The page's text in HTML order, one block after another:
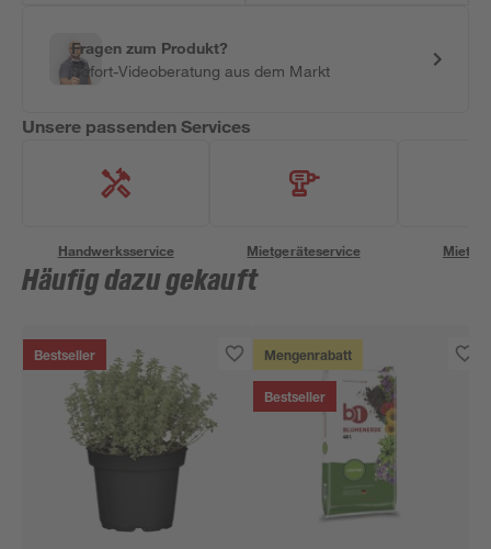
Fragen zum Produkt?
Sofort-Videoberatung aus dem Markt
Unsere passenden Services
Handwerksservice Mietgeräteservice
Häufig dazu gekauft
Bestseller Mengenrabatt
Bestseller